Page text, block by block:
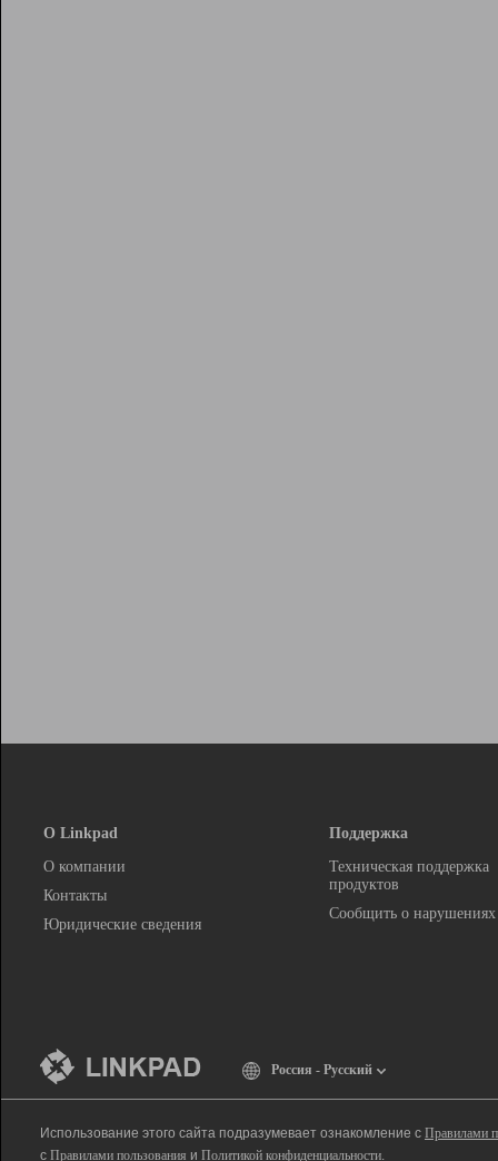
О Linkpad
О компании
Контакты
Юридические сведения
Поддержка
Техническая поддержка
продуктов
Сообщить о нарушениях
Россия - Русский
Использование этого сайта подразумевает ознакомление с Правилами
с Правилами пользования и Политикой конфиденциальности.